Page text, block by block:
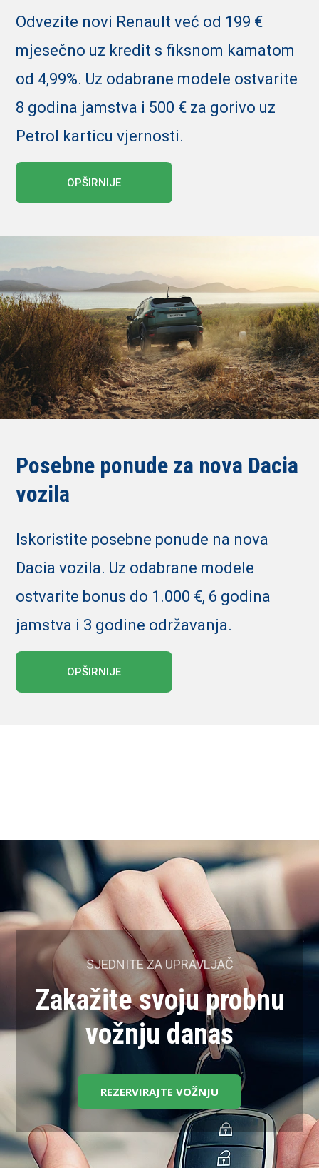
Odvezite novi Renault već od 199 €
mjesečno uz kredit s fiksnom kamatom
od 4,99%. Uz odabrane modele ostvarite
8 godina jamstva i 500 € za gorivo uz
Petrol karticu vjernosti.
OPŠIRNIJE
Posebne ponude za nova Dacia
vozila
Iskoristite posebne ponude na nova
Dacia vozila. Uz odabrane modele
ostvarite bonus do 1.000 €, 6 godina
jamstva i 3 godine održavanja.
OPŠIRNIJE
SJEDNITE ZA UPRAVLJAČ
Zakažite svoju probnu
vožnju danas
REZERVIRAJTE VOŽNJU